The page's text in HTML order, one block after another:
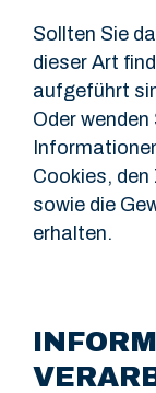
Sollten Sie
dieser Art
aufgeführt
Oder
Cookies, den
sowie die
erhalten.